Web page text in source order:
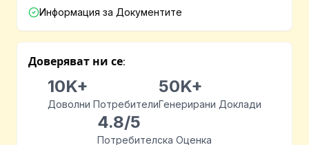
Информация за Документите
Доверяват ни се:
10K+
Доволни Потребители
50K+
Генерирани Доклади
4.8/5
Потребителска Оценка